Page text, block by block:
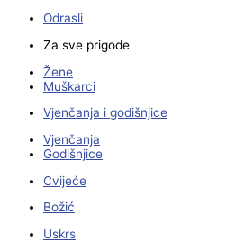
Odrasli
Za sve prigode
Žene
Muškarci
Vjenčanja i godišnjice
Vjenčanja
Godišnjice
Cvijeće
Božić
Uskrs